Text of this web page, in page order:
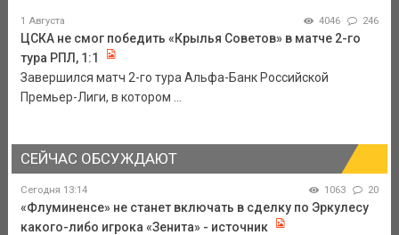
1 Августа 4046 246
ЦСКА не смог победить «Крылья Советов» в матче 2-го
тура РПЛ, 1:1
Завершился матч 2-го тура Альфа-Банк Российской
Премьер-Лиги, в котором ...
СЕЙЧАС ОБСУЖДАЮТ
Сегодня 13:14 1063 20
«Флуминенсе» не станет включать в сделку по Эркулесу
какого-либо игрока «Зенита» - источник